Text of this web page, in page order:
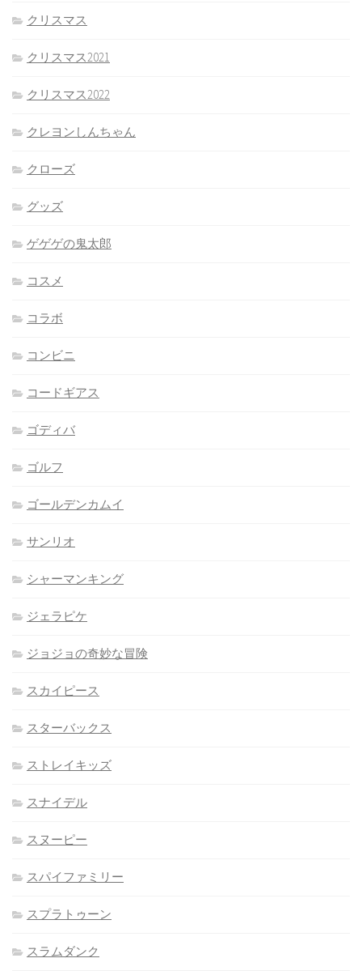
クリスマス
クリスマス2021
クリスマス2022
クレヨンしんちゃん
クローズ
グッズ
ゲゲゲの鬼太郎
コスメ
コラボ
コンビニ
コードギアス
ゴディバ
ゴルフ
ゴールデンカムイ
サンリオ
シャーマンキング
ジェラピケ
ジョジョの奇妙な冒険
スカイピース
スターバックス
ストレイキッズ
スナイデル
スヌーピー
スパイファミリー
スプラトゥーン
スラムダンク